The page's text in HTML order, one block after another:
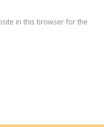
in this browser for the